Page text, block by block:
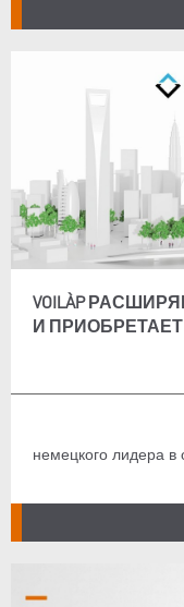
VOILÀP
И ПРИОБРЕТАЕТ
немецкого лидера в